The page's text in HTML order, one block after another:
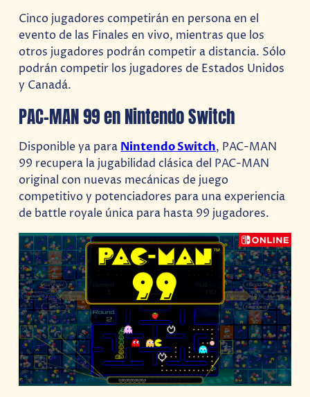
Cinco jugadores competirán en persona en el
evento de las Finales en vivo, mientras que los
otros jugadores podrán competir a distancia. Sólo
podrán competir los jugadores de Estados Unidos
y Canadá.
PAC-MAN 99 en Nintendo Switch
Disponible ya para Nintendo Switch, PAC-MAN
99 recupera la jugabilidad clásica del PAC-MAN
original con nuevas mecánicas de juego
competitivo y potenciadores para una experiencia
de battle royale única para hasta 99 jugadores.